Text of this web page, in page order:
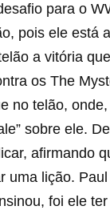
para o
pois ele está
a vitória
os The
no telão,
sobre ele.
afirmando
uma lição.
foi ele